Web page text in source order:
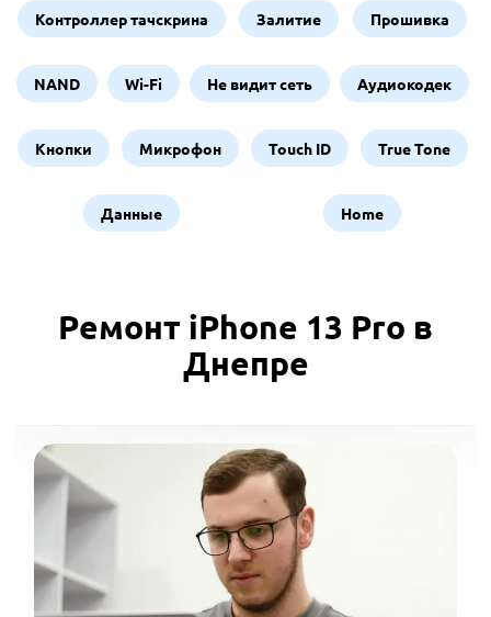
Контроллер тачскрина Залитие Прошивка
NAND Wi-Fi Не видит сеть Аудиокодек
Кнопки Микрофон Touch ID True Tone
Данные Home
Ремонт iPhone 13 Pro в
Днепре